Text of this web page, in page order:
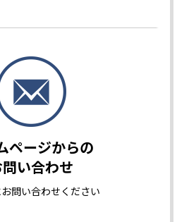
ページからの
い合わせ
お問い合わせください